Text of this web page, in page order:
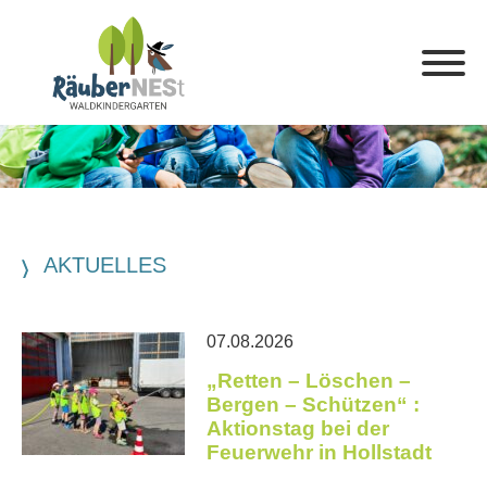
AKTUELLES
07.08.2026
„Retten – Löschen –
Bergen – Schützen“ :
Aktionstag bei der
Feuerwehr in Hollstadt